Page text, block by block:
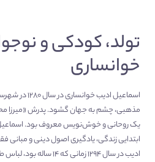
تولد، کودکی و
خوانساری
اسماعیل ادیب
مذهبی، چشم به جهان گشود. پدرش «میرزا
یک روحانی و خوش‌نویس معروف بود.
ابتدایی زندگی، یادگیری اصول دینی و مبانی
ادیب در سال ۱۲۹۴ زمانی